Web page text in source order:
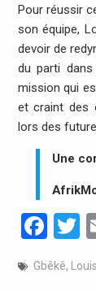
Pour réussir
son équipe,
devoir de
du parti
mission qui
et craint des
lors des
Une
Gbêkê,